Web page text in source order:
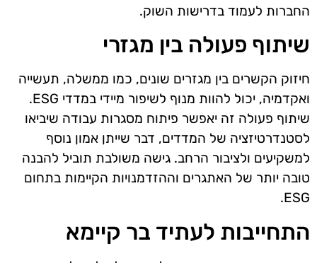
החברות לעמוד בדרישות השוק.
שיתוף פעולה בין מגזרי
חיזוק הקשרים בין מגזרים שונים, כמו ממשלה, תעשייה
ואקדמיה, יכול להוות מנוף לשיפור מיידי במדדי ESG.
שיתוף פעולה זה יאפשר פיתוח מסגרות עבודה שיביאו
לסטנדרטיזציה של המדדים, דבר שייתן אמון נוסף
למשקיעים ולציבור הרחב. גישה משולבת תוביל להבנה
טובה יותר של האתגרים וההזדמנויות הקיימות בתחום
ESG.
התחייבות לעתיד בר קיימא